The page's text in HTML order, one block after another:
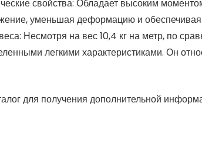
свойства: Обладает высоким
уменьшая деформацию и обеспечивая
Несмотря на вес 10,4 кг на метр, по
легкими характеристиками. Он
для получения дополнительной